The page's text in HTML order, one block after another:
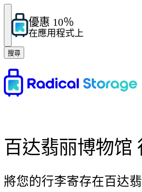
優惠 10％
在應用程式上
搜尋
百达翡丽博物馆
將您的行李寄存在百达